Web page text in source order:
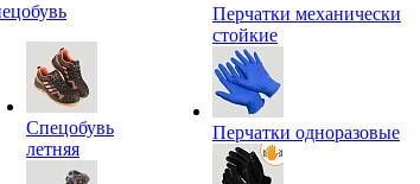
Спецобувь
летняя
Перчатки механически
стойкие
Перчатки одноразовые